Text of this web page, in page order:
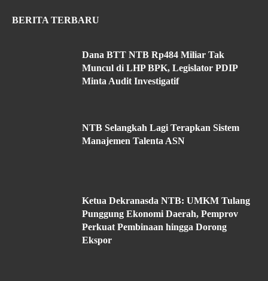
BERITA TERBARU
Dana BTT NTB Rp484 Miliar Tak
Muncul di LHP BPK, Legislator PDIP
Minta Audit Investigatif
NTB Selangkah Lagi Terapkan Sistem
Manajemen Talenta ASN
Ketua Dekranasda NTB: UMKM Tulang
Punggung Ekonomi Daerah, Pemprov
Perkuat Pembinaan hingga Dorong
Ekspor